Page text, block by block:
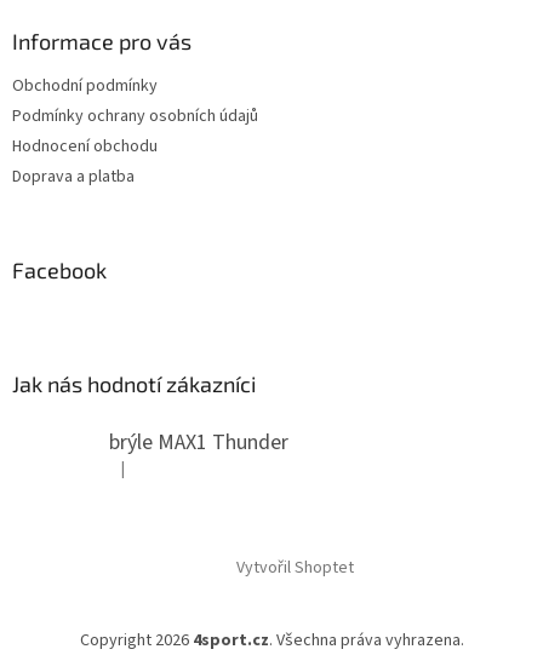
Informace pro vás
Obchodní podmínky
Podmínky ochrany osobních údajů
Hodnocení obchodu
Doprava a platba
Facebook
Jak nás hodnotí zákazníci
brýle MAX1 Thunder
Hodnocení produktu je 5 z 5 hvězdiček.
|
Vytvořil Shoptet
Copyright 2026 4sport.cz. Všechna práva vyhrazena.